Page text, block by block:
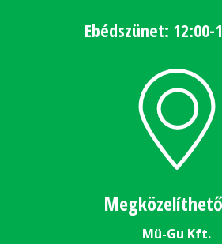
Ebédszünet: 12:00-
Mü-Gu Kft.